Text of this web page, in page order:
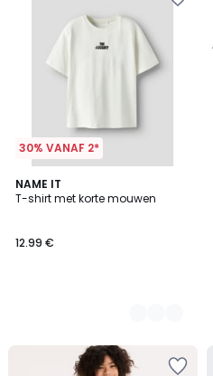
30% VANAF 2*
NAME IT
T-shirt met korte mouwen
12.99 €
2
Kleuren